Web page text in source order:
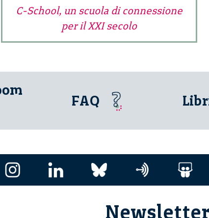
C-School, un scuola di connessione
per il XXI secolo
FAQ
Newsletter